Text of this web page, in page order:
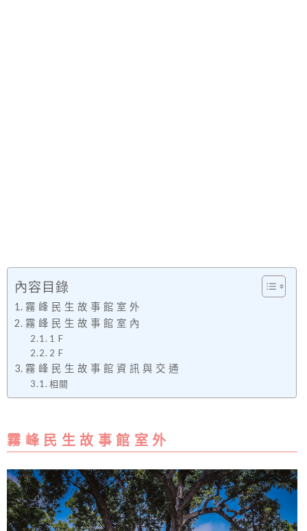
內容目錄
霧 峰 民 生 故 事 館 室 外
霧 峰 民 生 故 事 館 室 內
1 F
2 F
霧 峰 民 生 故 事 館 資 訊 與 交 通
相關
霧 峰 民 生 故 事 館 室 外